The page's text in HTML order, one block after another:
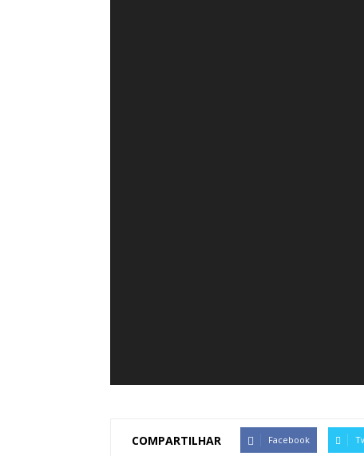
COMPARTILHAR Facebook